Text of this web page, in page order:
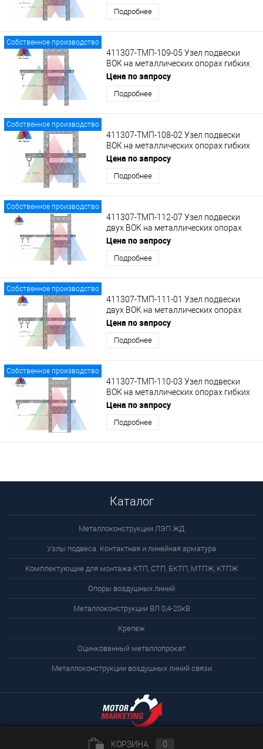
Подробнее
Собственное производство
411307-ТМП-109-05 Узел подвески
ВОК на металлических опорах гибких
поперечин на кронштейне с кольцом
Цена по запросу
Подробнее
Собственное производство
411307-ТМП-108-02 Узел подвески
ВОК на металлических опорах гибких
поперечин на укороченном
кронштейне с кольцом
Цена по запросу
Подробнее
Собственное производство
411307-ТМП-112-07 Узел подвески
двух ВОК на металлических опорах
гибких поперечин на удлиненном
кронштейне с кольцами
Цена по запросу
Подробнее
Собственное производство
411307-ТМП-111-01 Узел подвески
двух ВОК на металлических опорах
гибких поперечин на кронштейне с
кольцами
Цена по запросу
Подробнее
Собственное производство
411307-ТМП-110-03 Узел подвески
ВОК на металлических опорах гибких
поперечин на удлиненном кронштейне
с кольцом
Цена по запросу
Подробнее
Каталог
Металлоконструкции ЛЭП ЖД
Узлы подвеса. Контактная и линейная арматура
Комплектующие для монтажа КТП, СТП, БКТП, МТПЖ, КТПЖ
Опоры воздушных линий
Металлоконструкции ВЛ 0,4-20кВ
Крепеж
Оцинкованный металлопрокат
Металлоконструкции воздушных линий связи
КОРЗИНА 0